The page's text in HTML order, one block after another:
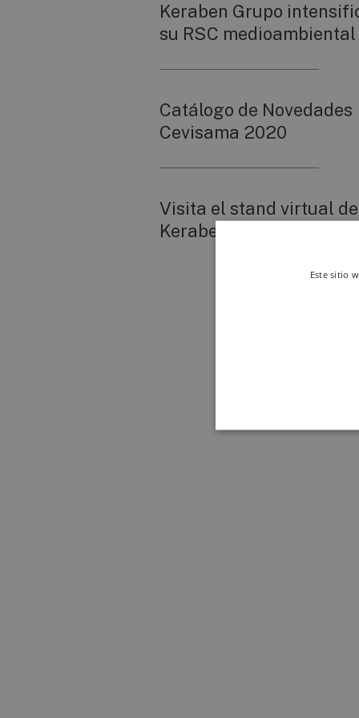
Keraben Grupo
su RSC medioambiental
Catálogo de Novedades
Cevisama 2020
Visita el stand virtual de
Keraben en Cersaie 2021
Este sitio